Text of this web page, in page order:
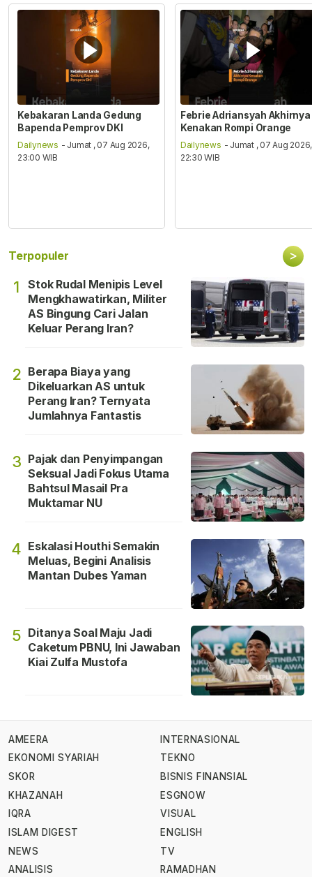
Kebakaran Landa Gedung
Bapenda Pemprov DKI
Dailynews - Jumat , 07 Aug 2026,
23:00 WIB
Febrie Adriansyah Akhirnya
Kenakan Rompi Orange
Dailynews - Jumat , 07 Aug 2026,
22:30 WIB
Terpopuler >
1
Stok Rudal Menipis Level
Mengkhawatirkan, Militer
AS Bingung Cari Jalan
Keluar Perang Iran?
2 Berapa Biaya yang
Dikeluarkan AS untuk
Perang Iran? Ternyata
Jumlahnya Fantastis
3 Pajak dan Penyimpangan
Seksual Jadi Fokus Utama
Bahtsul Masail Pra
Muktamar NU
4 Eskalasi Houthi Semakin
Meluas, Begini Analisis
Mantan Dubes Yaman
5 Ditanya Soal Maju Jadi
Caketum PBNU, Ini Jawaban
Kiai Zulfa Mustofa
AMEERA
EKONOMI SYARIAH
SKOR
KHAZANAH
IQRA
ISLAM DIGEST
NEWS
ANALISIS
INTERNASIONAL
TEKNO
BISNIS FINANSIAL
ESGNOW
VISUAL
ENGLISH
TV
RAMADHAN